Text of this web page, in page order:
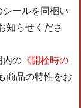
ールを同梱い
知らせくださ
内の 《開栓時の
商品の特性をお